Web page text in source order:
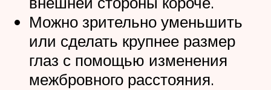
Можно зрительно уменьшить
или сделать крупнее размер
глаз с помощью изменения
межбровного расстояния.